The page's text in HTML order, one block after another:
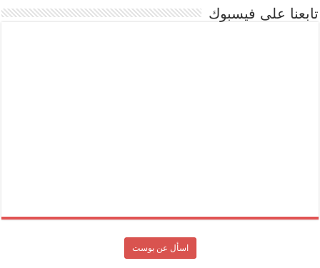
تابعنا على فيسبوك
اسأل عن بوست